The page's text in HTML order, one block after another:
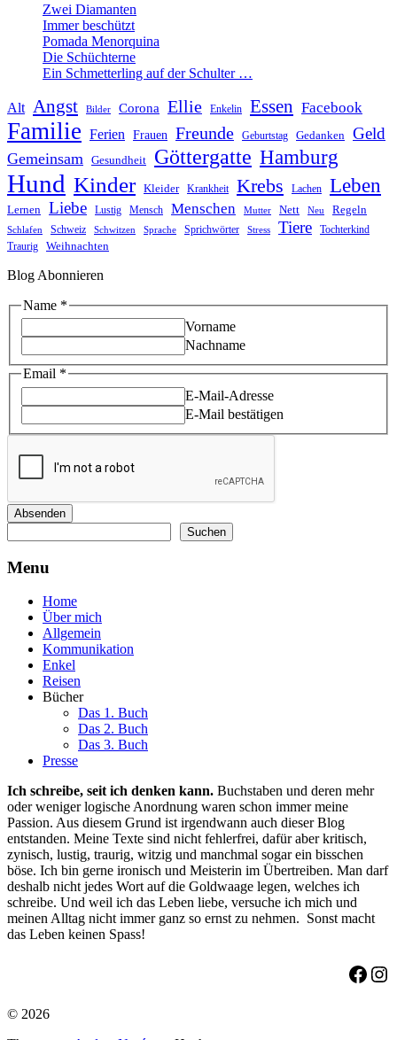
Zwei Diamanten
Immer beschützt
Pomada Menorquina
Die Schüchterne
Ein Schmetterling auf der Schulter …
Alt Angst Bilder Corona Ellie Enkelin Essen Facebook
Familie Ferien Frauen Freunde Geburtstag Gedanken Geld
Gemeinsam Gesundheit Göttergatte Hamburg
Hund Kinder Kleider Krankheit Krebs Lachen Leben
Lernen Liebe Lustig Mensch Menschen Mutter Nett Neu Regeln
Schlafen Schweiz Schwitzen Sprache Sprichwörter Stress Tiere Tochterkind
Traurig Weihnachten
Blog Abonnieren
Name *
Vorname
Nachname
Email
Name
Email *
E-Mail-Adresse
E-Mail bestätigen
Absenden
Suchen
Menu
Home
Über mich
Allgemein
Kommunikation
Enkel
Reisen
Bücher
Das 1. Buch
Das 2. Buch
Das 3. Buch
Presse
Ich schreibe, seit ich denken kann. Buchstaben und deren mehr
oder weniger logische Anordnung waren schon immer meine
Passion. Aus diesem Grund ist irgendwann auch dieser Blog
entstanden. Meine Texte sind nicht fehlerfrei, dafür aber kritisch,
zynisch, lustig, traurig, witzig und manchmal sogar ein bisschen
böse. Ich bin gerne ironisch und Meisterin im Übertreiben. Man darf
deshalb nicht jedes Wort auf die Goldwaage legen, welches ich
schreibe. Und weil ich das Leben liebe, versuche ich mich und
meinen Alltag nicht immer ganz so ernst zu nehmen. Sonst macht
das Leben keinen Spass!
© 2026